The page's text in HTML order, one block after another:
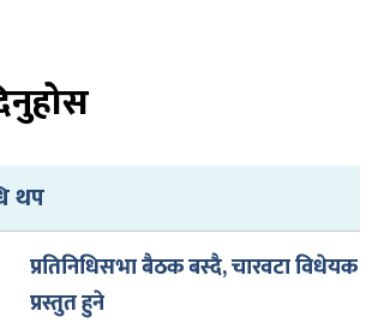
थप
प्रतिनिधिसभा बैठक बस्दै, चारवटा विधेयक
प्रस्तुत हुने